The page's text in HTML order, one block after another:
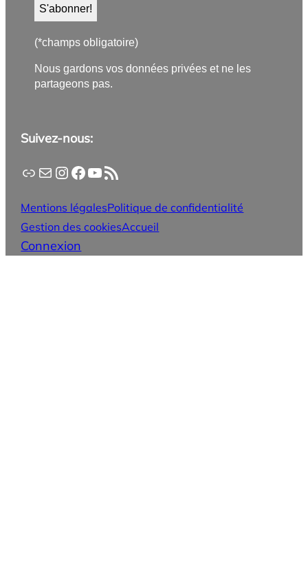
(*champs obligatoire)
Nous gardons vos données privées et ne les
partageons pas.
Suivez-nous:
Application PanneauPocket
Lettre d'information
Instagram
Facebook
YouTube
Flux RSS
Mentions légalesPolitique de confidentialité
Gestion des cookiesAccueil
Connexion